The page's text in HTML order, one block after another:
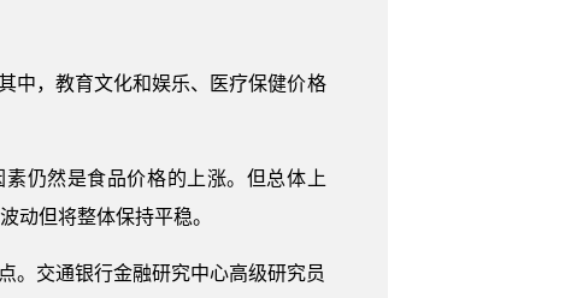
中，教育文化和娱乐、医疗保健价格
仍然是食品价格的上涨。但总体上
动但将整体保持平稳。
。交通银行金融研究中心高级研究员